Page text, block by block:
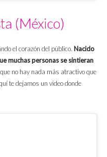
(México)
el corazón del público. Nacido
muchas personas se sintieran
no hay nada más atractivo que
te dejamos un video donde